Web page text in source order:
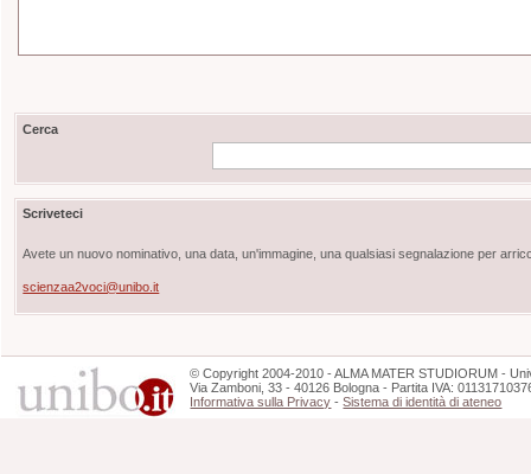
Cerca
Scriveteci
Avete un nuovo nominativo, una data, un'immagine, una qualsiasi segnalazione per
scienzaa2voci@unibo.it
©Copyright 2004-2010 - ALMA MATER STUDIORUM -
Via Zamboni, 33 - 40126 Bologna - Partita IVA:
Informativa sulla Privacy -Sistema di identità di ateneo